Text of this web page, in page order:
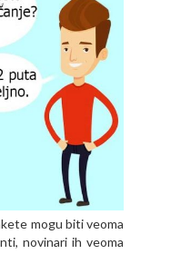
mogu biti veoma
novinari ih veoma